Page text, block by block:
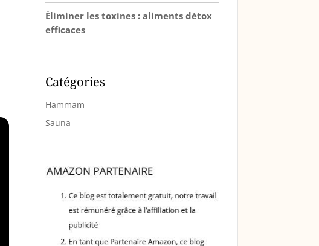
Éliminer les toxines : aliments détox
efficaces
Catégories
Hammam
Sauna